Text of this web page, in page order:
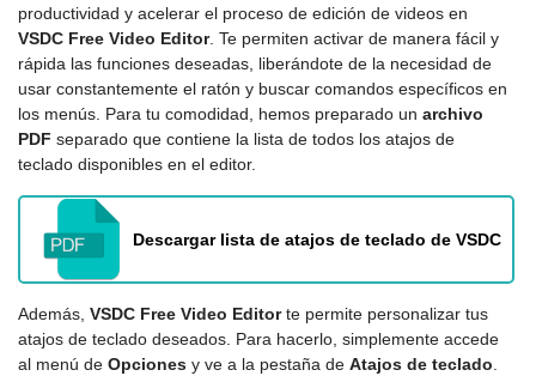
productividad y acelerar el proceso de edición de videos en
VSDC Free Video Editor. Te permiten activar de manera fácil y
rápida las funciones deseadas, liberándote de la necesidad de
usar constantemente el ratón y buscar comandos específicos en
los menús. Para tu comodidad, hemos preparado un archivo
PDF separado que contiene la lista de todos los atajos de
teclado disponibles en el editor.
Descargar lista de atajos de teclado de VSDC
Además, VSDC Free Video Editorte permite personalizar tus
atajos de teclado deseados. Para hacerlo, simplemente accede
al menú de Opciones y ve a la pestaña de Atajos de teclado.